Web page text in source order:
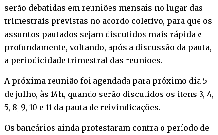
serão debatidas em reuniões mensais no lugar das
trimestrais previstas no acordo coletivo, para que os
assuntos pautados sejam discutidos mais rápida e
profundamente, voltando, após a discussão da pauta,
a periodicidade trimestral das reuniões.
A próxima reunião foi agendada para próximo dia 5
de julho, às 14h, quando serão discutidos os itens 3, 4,
5, 8, 9, 10 e 11 da pauta de reivindicações.
Os bancários ainda protestaram contra o período de